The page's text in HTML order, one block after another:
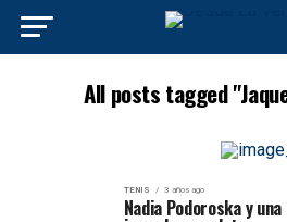
All posts tagged
TENIS 3 años ago
Nadia Podoroska y